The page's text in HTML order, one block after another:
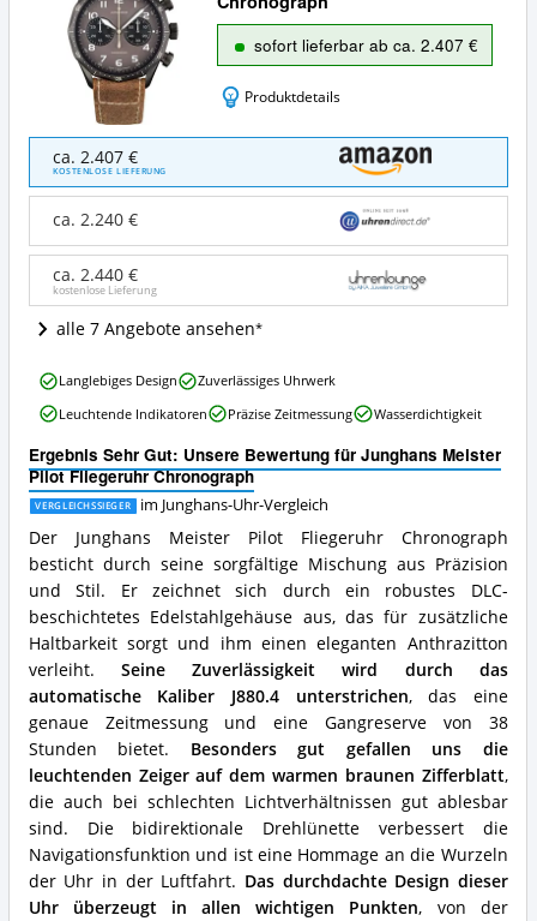
sofort lieferbar ab ca. 2.407 €
Produktdetails
Junghans
Meister
Pilot
Fliegeruhr
Chronograph
Angebote:
diese
Junghans-
erhältlich?
ca. 2.407 €
KOSTENLOSE LIEFERUNG
ca. 2.240 €
ca. 2.440 €
kostenlose Lieferung
alle 7 Angebote ansehen
Ergebnis Sehr Gut: Unsere Bewertung für Junghans Meister
Pilot Fliegeruhr Chronograph
VERGLEICHSSIEGER im Junghans-Uhr-Vergleich
Der Junghans Meister Pilot Fliegeruhr Chronograph
besticht durch seine sorgfältige Mischung aus Präzision
und Stil. Er zeichnet sich durch ein robustes DLC-
beschichtetes Edelstahlgehäuse aus, das für zusätzliche
Haltbarkeit sorgt und ihm einen eleganten Anthrazitton
verleiht. Seine Zuverlässigkeit wird durch das
automatische Kaliber J880.4 unterstrichen, das eine
genaue Zeitmessung und eine Gangreserve von 38
Stunden bietet. Besonders gut gefallen uns die
leuchtenden Zeiger auf dem warmen braunen Zifferblatt,
die auch bei schlechten Lichtverhältnissen gut ablesbar
sind. Die bidirektionale Drehlünette verbessert die
Navigationsfunktion und ist eine Hommage an die Wurzeln
der Uhr in der Luftfahrt. Das durchdachte Design dieser
Uhr überzeugt in allen wichtigen Punkten, von der
Junghans
Meister
Pilot
Chronograph
Vorteile:
Was
spricht
für
diese
Junghans-
Uhr?
Langlebiges Design
Zuverlässiges Uhrwerk
Leuchtende Indikatoren
Präzise Zeitmessung Wasserdichtigkeit